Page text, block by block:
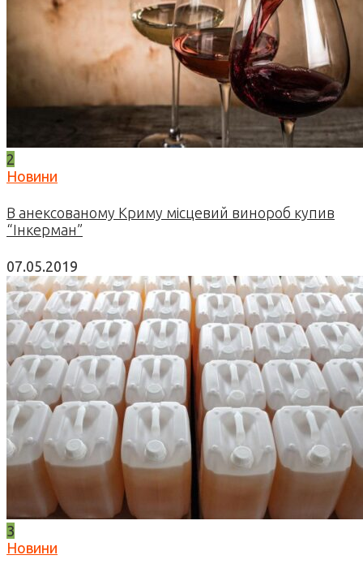
2
Новини
В анексованому Криму місцевий винороб купив
“Інкерман”
07.05.2019
3
Новини